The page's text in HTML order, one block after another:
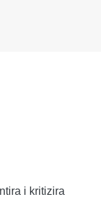
i kritizira